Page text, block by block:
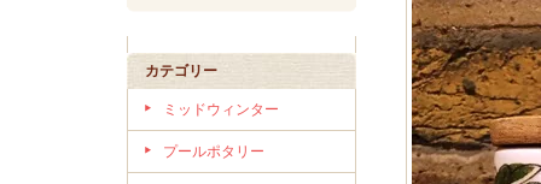
カテゴリー
ミッドウィンター
プールポタリー